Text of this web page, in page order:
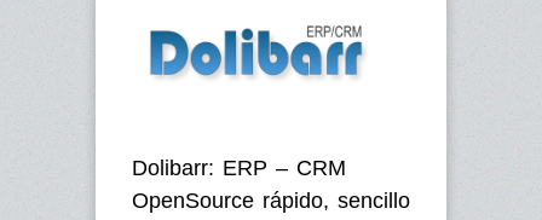
Dolibarr: ERP – CRM
OpenSource rápido, sencillo